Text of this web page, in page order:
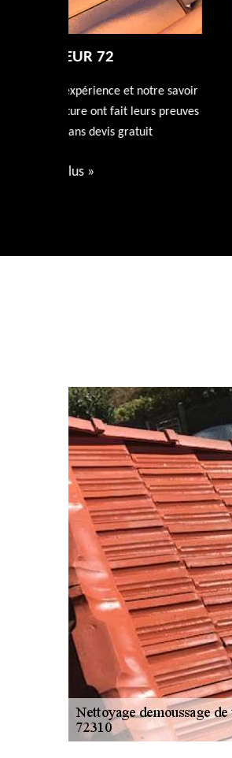
NETTOYAGE
Entreprise de nettoyage
nettoyons et rénovons
spécialisée dans